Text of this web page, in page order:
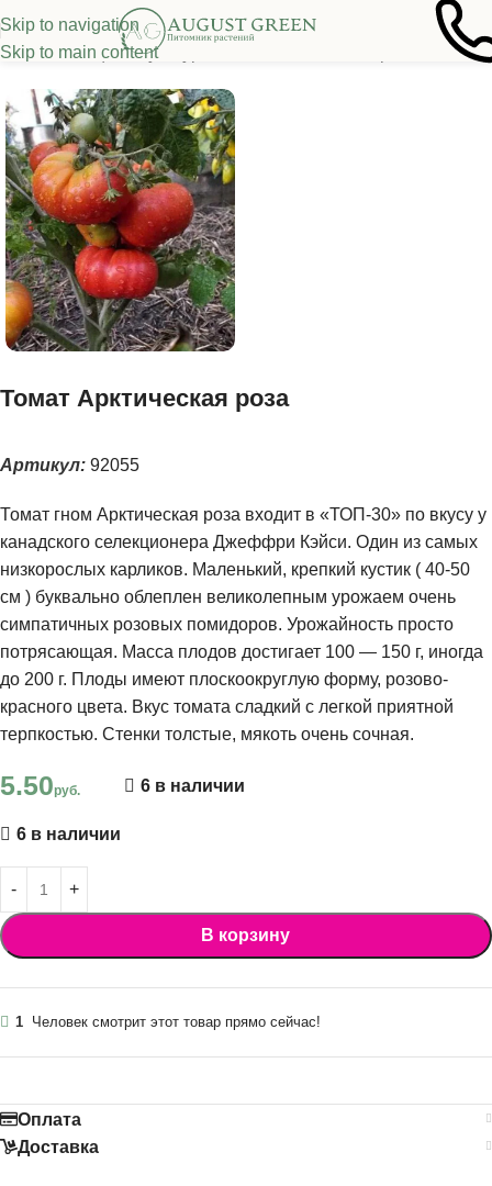
Skip to navigation
Skip to main content
овощных культур Томаты из серии "Гномы"
Томат Арктическая роза
Артикул: 92055
Томат гном Арктическая роза входит в «ТОП-30» по вкусу у
канадского селекционера Джеффри Кэйси. Один из самых
низкорослых карликов. Маленький, крепкий кустик ( 40-50
см ) буквально облеплен великолепным урожаем очень
симпатичных розовых помидоров. Урожайность просто
потрясающая. Масса плодов достигает 100 — 150 г, иногда
до 200 г. Плоды имеют плоскоокруглую форму, розово-
красного цвета. Вкус томата сладкий с легкой приятной
терпкостью. Стенки толстые, мякоть очень сочная.
5.50руб. 6 в наличии
6 в наличии
В корзину
1 Человек смотрит этот товар прямо сейчас!
Оплата
Доставка